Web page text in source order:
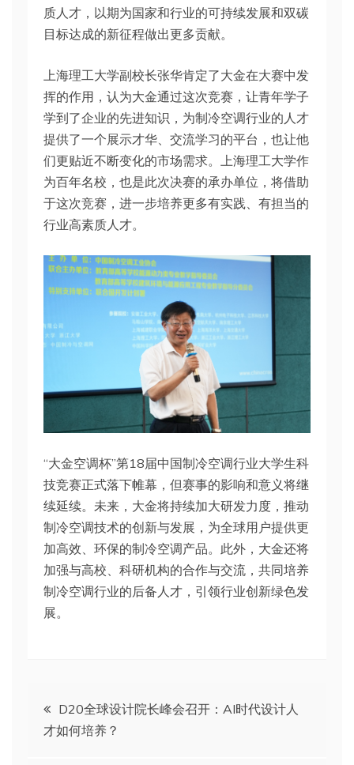
质人才，以期为国家和行业的可持续发展和双碳
目标达成的新征程做出更多贡献。
上海理工大学副校长张华肯定了大金在大赛中发
挥的作用，认为大金通过这次竞赛，让青年学子
学到了企业的先进知识，为制冷空调行业的人才
提供了一个展示才华、交流学习的平台，也让他
们更贴近不断变化的市场需求。上海理工大学作
为百年名校，也是此次决赛的承办单位，将借助
于这次竞赛，进一步培养更多有实践、有担当的
行业高素质人才。
“大金空调杯”第18届中国制冷空调行业大学生科
技竞赛正式落下帷幕，但赛事的影响和意义将继
续延续。未来，大金将持续加大研发力度，推动
制冷空调技术的创新与发展，为全球用户提供更
加高效、环保的制冷空调产品。此外，大金还将
加强与高校、科研机构的合作与交流，共同培养
制冷空调行业的后备人才，引领行业创新绿色发
展。
文
章
D20全球设计院长峰会召开：AI时代设计人
才如何培养？